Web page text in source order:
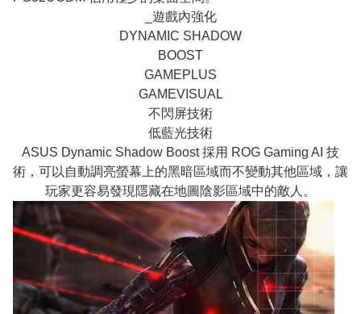
_遊戲內強化
DYNAMIC SHADOW
BOOST
GAMEPLUS
GAMEVISUAL
不閃屏技術
低藍光技術
ASUS Dynamic Shadow Boost 採用 ROG Gaming AI 技
術，可以自動調亮螢幕上的黑暗區域而不變動其他區域，讓
玩家更容易發現隱藏在地圖陰影區域中的敵人。